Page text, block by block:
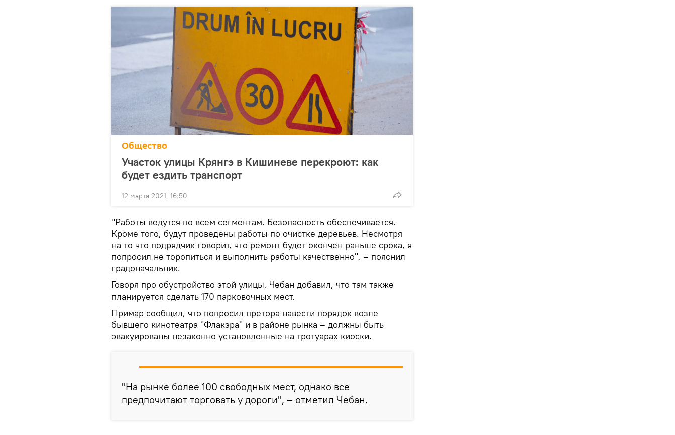
Общество
Участок улицы Крянгэ в Кишиневе перекроют: как
будет ездить транспорт
12 марта 2021, 16:50
"Работы ведутся по всем сегментам. Безопасность обеспечивается.
Кроме того, будут проведены работы по очистке деревьев. Несмотря
на то что подрядчик говорит, что ремонт будет окончен раньше срока, я
попросил не торопиться и выполнить работы качественно", – пояснил
градоначальник.
Говоря про обустройство этой улицы, Чебан добавил, что там также
планируется сделать 170 парковочных мест.
Примар сообщил, что попросил претора навести порядок возле
бывшего кинотеатра "Флакэра" и в районе рынка – должны быть
эвакуированы незаконно установленные на тротуарах киоски.
"На рынке более 100 свободных мест, однако все
предпочитают торговать у дороги", – отметил Чебан.